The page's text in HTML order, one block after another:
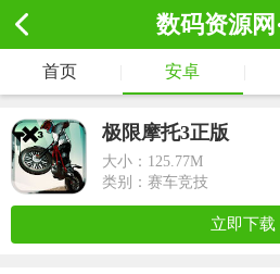
数码资源网
首页 安卓
极限摩托3正版
大小： 125.77M
类别：赛车竞技
立即下载